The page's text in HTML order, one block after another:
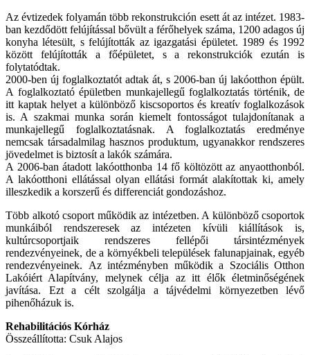
Az évtizedek folyamán több rekonstrukción esett át az intézet. 1983-
ban kezdődött felújítással bővült a férőhelyek száma, 1200 adagos új
konyha létesült, s felújították az igazgatási épületet. 1989 és 1992
között felújították a főépületet, s a rekonstrukciók ezután is
folytatódtak.
2000-ben új foglalkoztatót adtak át, s 2006-ban új lakóotthon épült.
A foglalkoztató épületben munkajellegű foglalkoztatás történik, de
itt kaptak helyet a különböző kiscsoportos és kreatív foglalkozások
is. A szakmai munka során kiemelt fontosságot tulajdonítanak a
munkajellegű foglalkoztatásnak. A foglalkoztatás eredménye
nemcsak társadalmilag hasznos produktum, ugyanakkor rendszeres
jövedelmet is biztosít a lakók számára.
A 2006-ban átadott lakóotthonba 14 fő költözött az anyaotthonból.
A lakóotthoni ellátással olyan ellátási formát alakítottak ki, amely
illeszkedik a korszerű és differenciát gondozáshoz.
Több alkotó csoport működik az intézetben. A különböző csoportok
munkáiból rendszeresek az intézeten kívüli kiállítások is,
kultúrcsoportjaik rendszeres fellépői társintézmények
rendezvényeinek, de a környékbeli települések falunapjainak, egyéb
rendezvényeinek. Az intézményben működik a Szociális Otthon
Lakóiért Alapítvány, melynek célja az itt élők életminőségének
javítása. Ezt a célt szolgálja a tájvédelmi környezetben lévő
pihenőházuk is.
Rehabilitációs Kórház
Összeállította: Csuk Alajos